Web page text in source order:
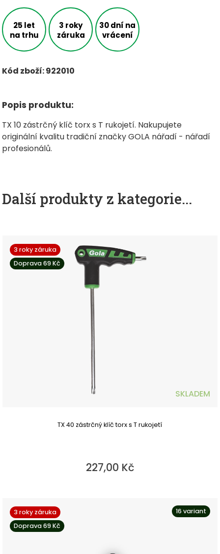
25 let
na trhu
3 roky
záruka
30 dní na
vrácení
Kód zboží: 922010
Popis produktu:
TX 10 zástrčný klíč torx s T rukojetí. Nakupujete
originální kvalitu tradiční značky GOLA nářadí - nářadí
profesionálů.
Další produkty z kategorie...
3 roky záruka
Doprava 69 Kč
SKLADEM
TX 40 zástrčný klíč torx s T rukojetí
227,00 Kč
16 variant
3 roky záruka
Doprava 69 Kč